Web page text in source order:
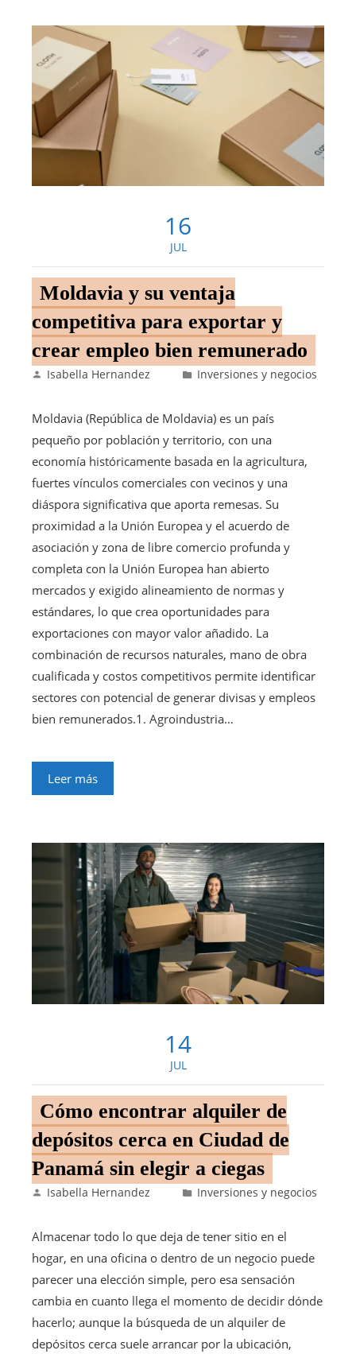
16
JUL
Moldavia y su ventaja
competitiva para exportar y
crear empleo bien remunerado
Isabella Hernandez Inversiones y negocios
Moldavia (República de Moldavia) es un país
pequeño por población y territorio, con una
economía históricamente basada en la agricultura,
fuertes vínculos comerciales con vecinos y una
diáspora significativa que aporta remesas. Su
proximidad a la Unión Europea y el acuerdo de
asociación y zona de libre comercio profunda y
completa con la Unión Europea han abierto
mercados y exigido alineamiento de normas y
estándares, lo que crea oportunidades para
exportaciones con mayor valor añadido. La
combinación de recursos naturales, mano de obra
cualificada y costos competitivos permite identificar
sectores con potencial de generar divisas y empleos
bien remunerados.1. Agroindustria…
Leer más
14
JUL
Cómo encontrar alquiler de
depósitos cerca en Ciudad de
Panamá sin elegir a ciegas
Isabella Hernandez Inversiones y negocios
Almacenar todo lo que deja de tener sitio en el
hogar, en una oficina o dentro de un negocio puede
parecer una elección simple, pero esa sensación
cambia en cuanto llega el momento de decidir dónde
hacerlo; aunque la búsqueda de un alquiler de
depósitos cerca suele arrancar por la ubicación,